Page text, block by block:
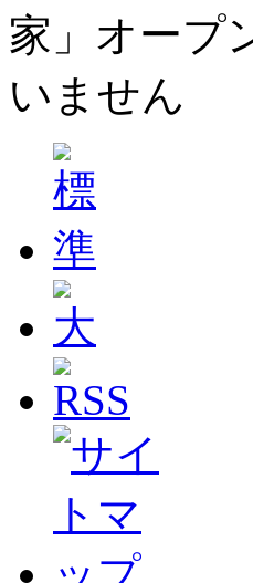
家」オープ
いません